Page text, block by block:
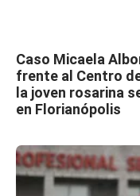
Caso Micaela
frente al Centro
la joven rosarina
en Florianópolis